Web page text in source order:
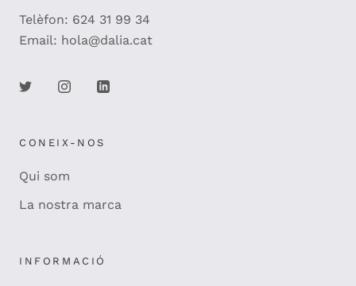
Telèfon: 624 31 99 34
Email: hola@dalia.cat
CONEIX-NOS
Qui som
La nostra marca
INFORMACIÓ